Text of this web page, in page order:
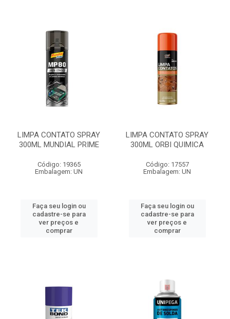
LIMPA CONTATO SPRAY
300ML MUNDIAL PRIME
Código: 19365
Embalagem: UN
Faça seu login ou
cadastre-se para
ver preços e
comprar
LIMPA CONTATO SPRAY
300ML ORBI QUIMICA
Código: 17557
Embalagem: UN
Faça seu login ou
cadastre-se para
ver preços e
comprar